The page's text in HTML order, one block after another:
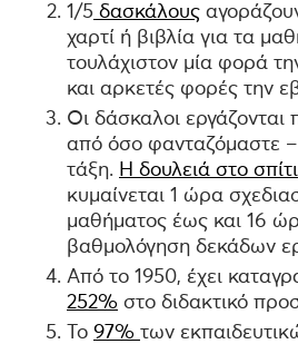
1/5 δασκάλους
χαρτί ή βιβλία για τα
τουλάχιστον μία φορά
και αρκετές φορές την
Οι δάσκαλοι εργάζονται
από όσο φανταζόμαστε –
τάξη. Η δουλειά στο σπίτι
κυμαίνεται 1 ώρα
μαθήματος έως και 16
βαθμολόγηση δεκάδων
Από το 1950, έχει
252% στο διδακτικό
Το 97% των